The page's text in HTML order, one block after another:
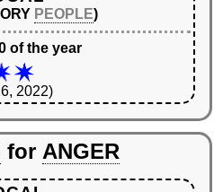
PEOPLE)
of the year
2022)
for ANGER